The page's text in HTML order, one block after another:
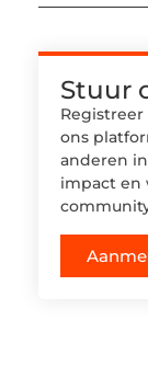
Stuur
ons
anderen
impact en